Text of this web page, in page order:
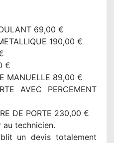
69,00 €
190,00 €
€
MANUELLE 89,00 €
AVEC PERCEMENT
DE PORTE 230,00 €
technicien.
un devis totalement